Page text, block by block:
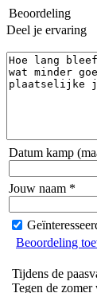
Beoordeling
Deel je ervaring
Datum kamp
Jouw naam *
Beoordeling
Tijdens de
Tegen de